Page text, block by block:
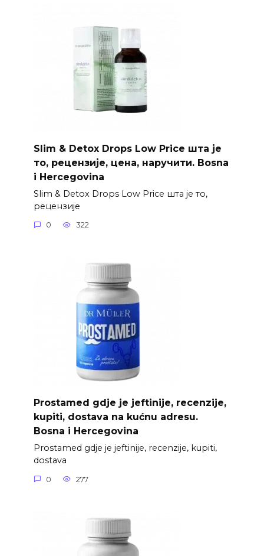
Slim & Detox Drops Low Price шта је
то, рецензије, цена, наручити. Bosna
i Hercegovina
Slim & Detox Drops Low Price шта је то,
рецензије
0 322
Prostamed gdje je jeftinije, recenzije,
kupiti, dostava na kućnu adresu.
Bosna i Hercegovina
Prostamed gdje je jeftinije, recenzije, kupiti,
dostava
0 277